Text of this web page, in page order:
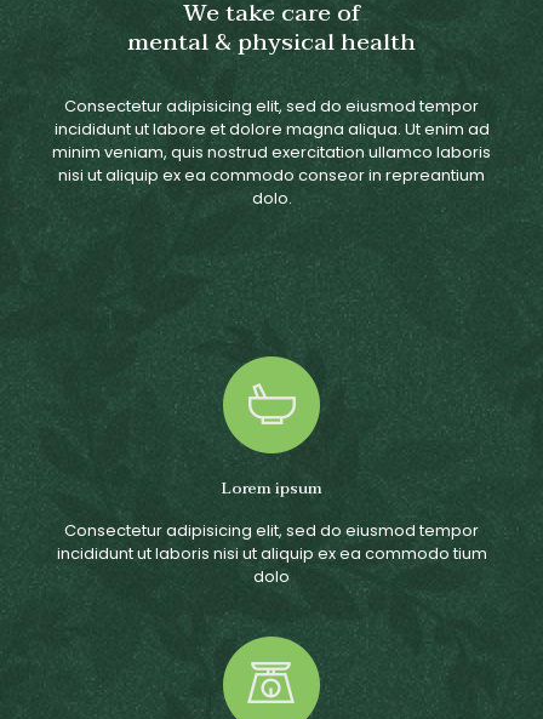
We take care of
mental & physical health
Consectetur adipisicing elit, sed do eiusmod tempor
incididunt ut labore et dolore magna aliqua. Ut enim ad
minim veniam, quis nostrud exercitation ullamco laboris
nisi ut aliquip ex ea commodo conseor in repreantium
dolo.
Lorem ipsum
Consectetur adipisicing elit, sed do eiusmod tempor
incididunt ut laboris nisi ut aliquip ex ea commodo tium
dolo